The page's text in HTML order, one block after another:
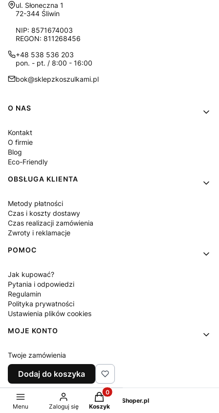
Adres:
ul. Słoneczna 1
72-344 Śliwin
NIP: 8571674003
REGON: 811268456
+48 538 536 203
pon. - pt. / 8:00 - 16:00
bok@sklepzkoszulkami.pl
Linki w stopce
O NAS
Kontakt
O firmie
Blog
Eco-Friendly
OBSŁUGA KLIENTA
Metody płatności
Czas i koszty dostawy
Czas realizacji zamówienia
Zwroty i reklamacje
POMOC
Jak kupować?
Pytania i odpowiedzi
Regulamin
Polityka prywatności
Ustawienia plików cookies
MOJE KONTO
Twoje zamówienia
Ustawienia konta
Ulubione
Sklep internetowy Shoper.pl
Dodaj do koszyka
Menu Zaloguj się
Produkty w koszyku: 0. Zobacz
Koszyk